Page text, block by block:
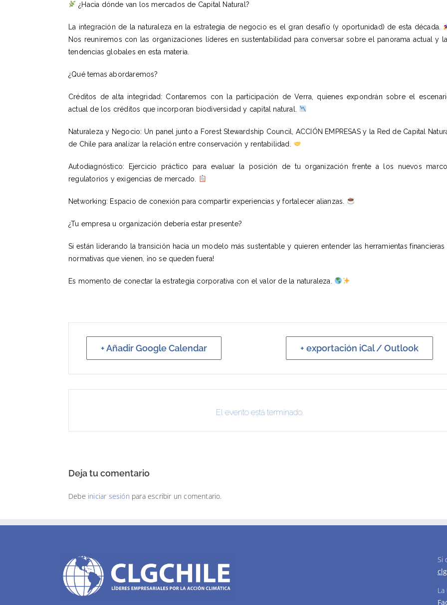
¿Hacia dónde van los mercados de Capital Natural?
La integración de la naturaleza en la estrategia de negocio es el gran desafío (y oportunidad) de esta década.
Nos reuniremos con las organizaciones líderes en sustentabilidad para conversar sobre el panorama actual y
tendencias globales en esta materia.
¿Qué temas abordaremos?
Créditos de alta integridad: Contaremos con la participación de Verra, quienes expondrán sobre el
actual de los créditos que incorporan biodiversidad y capital natural.
Naturaleza y Negocio: Un panel junto a Forest Stewardship Council, ACCIÓN EMPRESAS y la Red de Capital
de Chile para analizar la relación entre conservación y rentabilidad.
Autodiagnóstico: Ejercicio práctico para evaluar la posición de tu organización frente a los nuevos
regulatorios y exigencias de mercado.
Networking: Espacio de conexión para compartir experiencias y fortalecer alianzas.
¿Tu empresa u organización debería estar presente?
Si están liderando la transición hacia un modelo más sustentable y quieren entender las herramientas financieras
normativas que vienen, ¡no se queden fuera!
Es momento de conectar la estrategia corporativa con el valor de la naturaleza.
+ Añadir Google Calendar + exportación iCal / Outlook
El evento está terminado.
Deja tu comentario
Debe iniciar sesión para escribir un comentario.
Si